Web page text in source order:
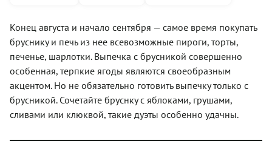
Конец августа и начало сентября — самое время покупать
бруснику и печь из нее всевозможные пироги, торты,
печенье, шарлотки. Выпечка с брусникой совершенно
особенная, терпкие ягоды являются своеобразным
акцентом. Но не обязательно готовить выпечку только с
брусникой. Сочетайте бруснку с яблоками, грушами,
сливами или клюквой, такие дуэты особенно удачны.